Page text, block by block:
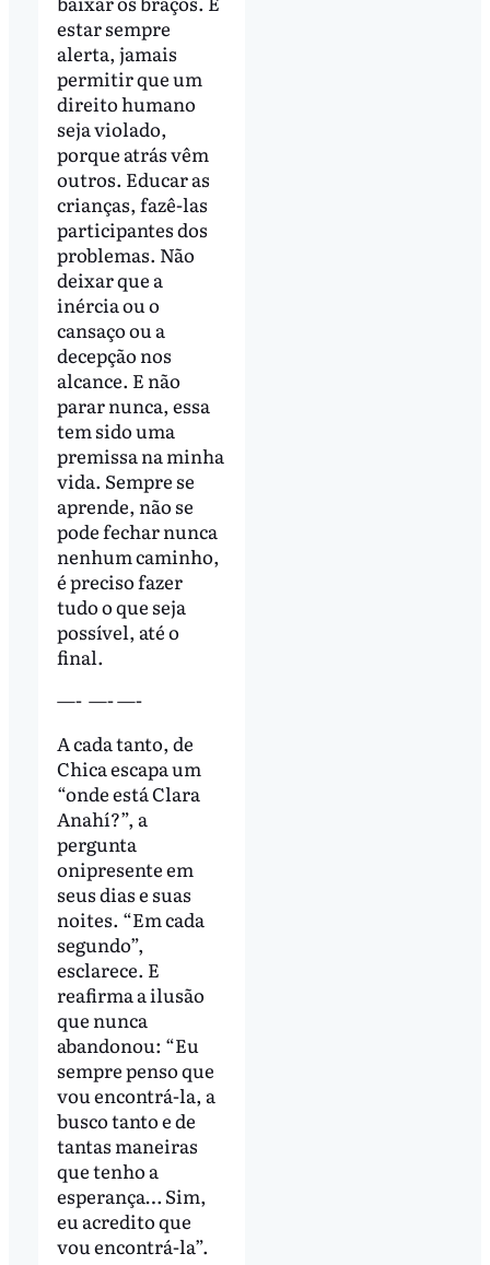
estar sempre
alerta, jamais
permitir que um
direito humano
seja violado,
porque atrás vêm
outros. Educar as
crianças, fazê-las
participantes dos
problemas. Não
deixar que a
inércia ou o
cansaço ou a
decepção nos
alcance. E não
parar nunca, essa
tem sido uma
premissa na minha
vida. Sempre se
aprende, não se
pode fechar nunca
nenhum caminho,
é preciso fazer
tudo o que seja
possível, até o
final.
—- —- —-
A cada tanto, de
Chica escapa um
“onde está Clara
Anahí?”, a
pergunta
onipresente em
seus dias e suas
noites. “Em cada
segundo”,
esclarece. E
reafirma a ilusão
que nunca
abandonou: “Eu
sempre penso que
vou encontrá-la, a
busco tanto e de
tantas maneiras
que tenho a
esperança… Sim,
eu acredito que
vou encontrá-la”.